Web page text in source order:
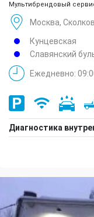
Мультибрендовый
Москва,
Кунцевская
Славянский
Ежедневно:
Диагностика